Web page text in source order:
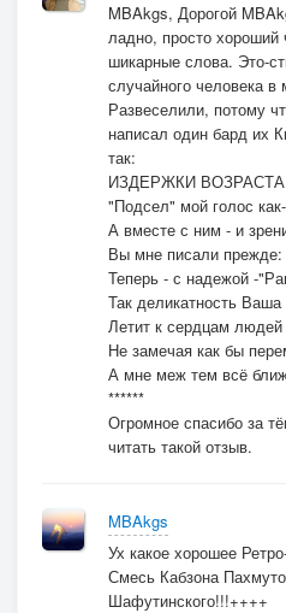
MBAkgs, Дорогой
ладно, просто хороший
шикарные слова. Это-
случайного человека
Развеселили, потому
написал один бард их
так:
ИЗДЕРЖКИ ВОЗРАСТА
"Подсел" мой голос
А вместе с ним - и
Вы мне писали прежде:
Теперь - с надежой -
Так деликатность
Летит к сердцам людей
Не замечая как бы
А мне меж тем всё
******
Огромное спасибо за
читать такой отзыв.
MBAkgs
Ух какое хорошее
Смесь Кабзона
Шафутинского!!!++++